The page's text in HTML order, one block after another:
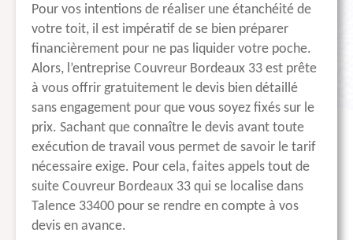
Pour vos intentions de réaliser une étanchéité de
votre toit, il est impératif de se bien préparer
financièrement pour ne pas liquider votre poche.
Alors, l’entreprise Couvreur Bordeaux 33 est prête
à vous offrir gratuitement le devis bien détaillé
sans engagement pour que vous soyez fixés sur le
prix. Sachant que connaître le devis avant toute
exécution de travail vous permet de savoir le tarif
nécessaire exige. Pour cela, faites appels tout de
suite Couvreur Bordeaux 33 qui se localise dans
Talence 33400 pour se rendre en compte à vos
devis en avance.